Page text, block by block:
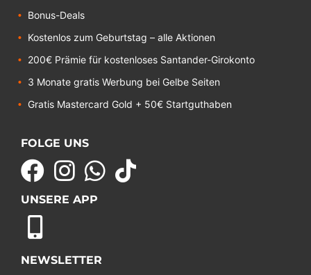
Bonus-Deals
Kostenlos zum Geburtstag – alle Aktionen
200€ Prämie für kostenloses Santander-Girokonto
3 Monate gratis Werbung bei Gelbe Seiten
Gratis Mastercard Gold + 50€ Startguthaben
FOLGE UNS
UNSERE APP
NEWSLETTER